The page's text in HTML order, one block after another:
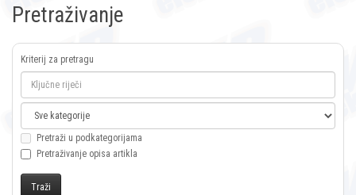
Pretraživanje
Kriterij za pretragu
Pretraži u podkategorijama
Pretraživanje opisa artikla